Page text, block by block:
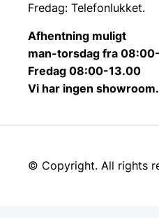
Fredag: Telefonlukket.
Afhentning muligt
man-torsdag fra
Fredag 08:00-13.00
Vi har ingen showroom.
© Copyright. All rights